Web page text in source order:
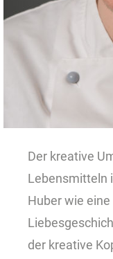
Der kreative
Lebensmitteln
Huber wie
der kreative